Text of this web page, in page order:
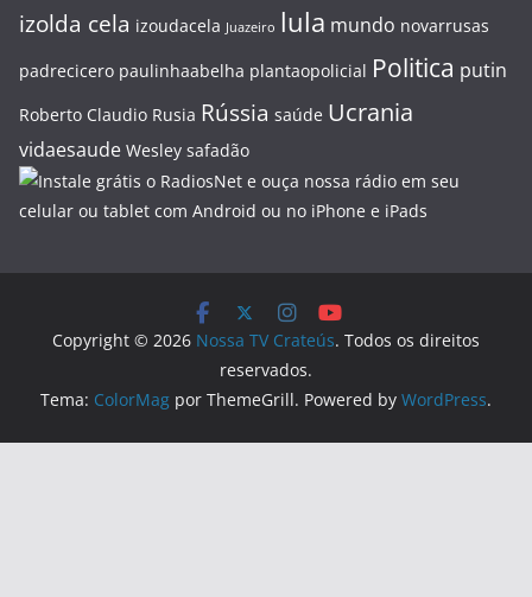
izolda cela izoudacela Juazeiro lula mundo novarrusas
padrecicero paulinhaabelha plantaopolicial Politica putin
Roberto Claudio Rusia Rússia saúde Ucrania
vidaesaude Wesley safadão
Copyright © 2026 Nossa TV Crateús. Todos os direitos
reservados.
Tema: ColorMag por ThemeGrill. Powered by WordPress.